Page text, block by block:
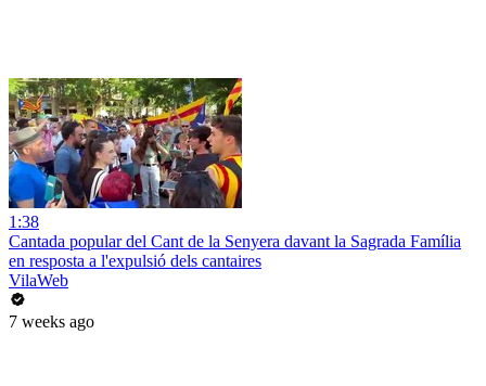
1:38
Cantada popular del Cant de la Senyera davant la Sagrada Família
en resposta a l'expulsió dels cantaires
VilaWeb
7 weeks ago